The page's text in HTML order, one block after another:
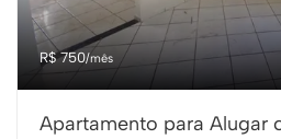
R$ 750/mês
Apartamento para Alugar